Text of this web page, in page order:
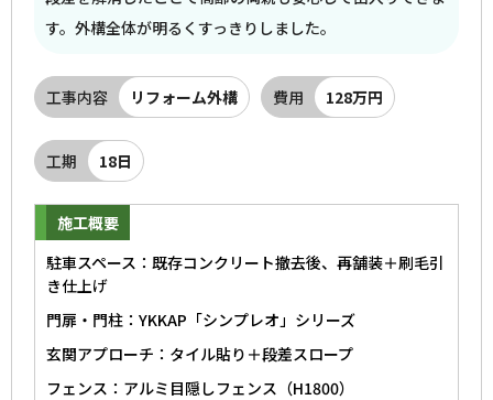
す。外構全体が明るくすっきりしました。
工事内容 リフォーム外構 費用 128万円
工期 18日
施工概要
駐車スペース：既存コンクリート撤去後、再舗装＋刷毛引
き仕上げ
門扉・門柱：YKKAP「シンプレオ」シリーズ
玄関アプローチ：タイル貼り＋段差スロープ
フェンス：アルミ目隠しフェンス（H1800）